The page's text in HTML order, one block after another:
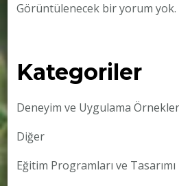
Görüntülenecek bir yorum yok.
Kategoriler
Deneyim ve Uygulama
Diğer
Eğitim Programları ve Tasarımı